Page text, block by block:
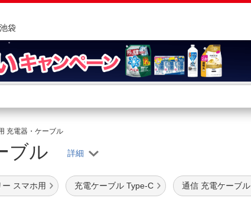
袋
店舗情報・店舗一覧
充電器・ケーブル
ブル
スマホ用 充電ケーブル Type-C 通信 充電ケーブル